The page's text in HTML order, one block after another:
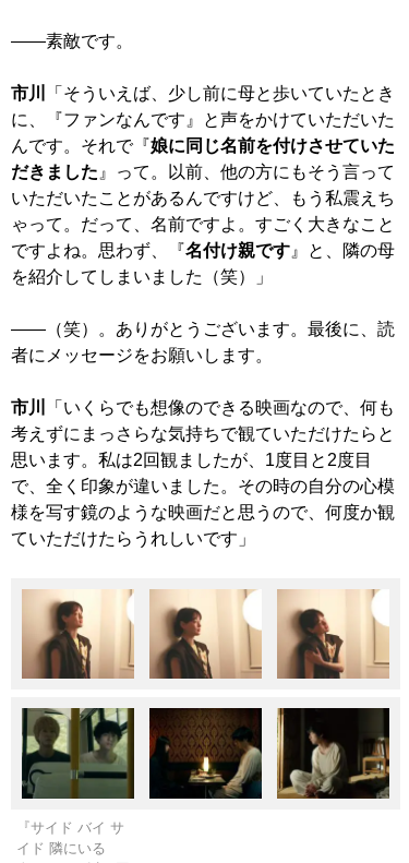
――素敵です。
市川
「そういえば、少し前に母と歩いていたとき
に、『ファンなんです』と声をかけていただいた
んです。それで『娘に同じ名前を付けさせていた
だきました 』って。以前、他の方にもそう言って
いただいたことがあるんですけど、もう私震えち
ゃって。だって、名前ですよ。すごく大きなこと
ですよね。思わず、『名付け親です 』と、隣の母
を紹介してしまいました（笑）」
――（笑）。ありがとうございます。最後に、読
者にメッセージをお願いします。
市川
「いくらでも想像のできる映画なので、何も
考えずにまっさらな気持ちで観ていただけたらと
思います。私は2回観ましたが、1度目と2度目
で、全く印象が違いました。その時の自分の心模
様を写す鏡のような映画だと思うので、何度か観
ていただけたらうれしいです」
『サイド バイ サ
イド 隣にいる